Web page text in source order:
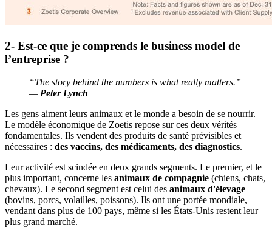
2- Est-ce que je comprends le business model de
l’entreprise ?
“The story behind the numbers is what really matters.”
—Peter Lynch
Les gens aiment leurs animaux et le monde a besoin de se nourrir.
Le modèle économique de Zoetis repose sur ces deux vérités
fondamentales. Ils vendent des produits de santé prévisibles et
nécessaires : des vaccins, des médicaments, des diagnostics.
Leur activité est scindée en deux grands segments. Le premier, et le
plus important, concerne les animaux de compagnie (chiens, chats,
chevaux). Le second segment est celui des animaux d'élevage
(bovins, porcs, volailles, poissons). Ils ont une portée mondiale,
vendant dans plus de 100 pays, même si les États-Unis restent leur
plus grand marché.